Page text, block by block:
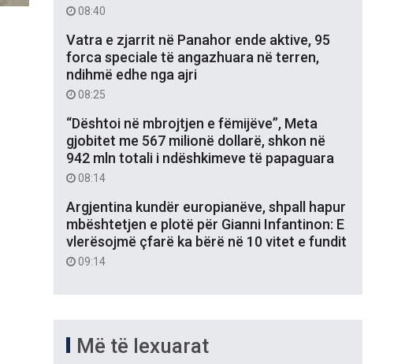
08:40
Vatra e zjarrit në Panahor ende aktive, 95
forca speciale të angazhuara në terren,
ndihmë edhe nga ajri
08:25
“Dështoi në mbrojtjen e fëmijëve”, Meta
gjobitet me 567 milionë dollarë, shkon në
942 mln totali i ndëshkimeve të papaguara
08:14
Argjentina kundër europianëve, shpall hapur
mbështetjen e plotë për Gianni Infantinon: E
vlerësojmë çfarë ka bërë në 10 vitet e fundit
09:14
Më të lexuarat